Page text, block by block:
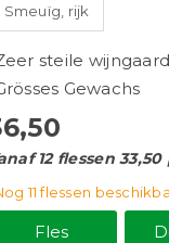
Smeuïg, rijk
steile wijngaard
Gewachs
12 flessen
11flessen
Fles